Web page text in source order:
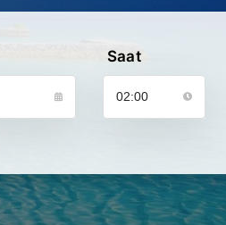
tarihinizi seçin
Saat
Lütfen araç alış